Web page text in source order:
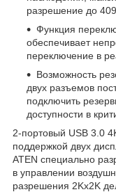
разрешение до
Функция
обеспечивает
переключение в
Возможность
двух разъемов
подключить
доступности в
2-портовый USB 3.0
поддержкой двух
ATEN специально
в управлении
разрешения 2Kx2K